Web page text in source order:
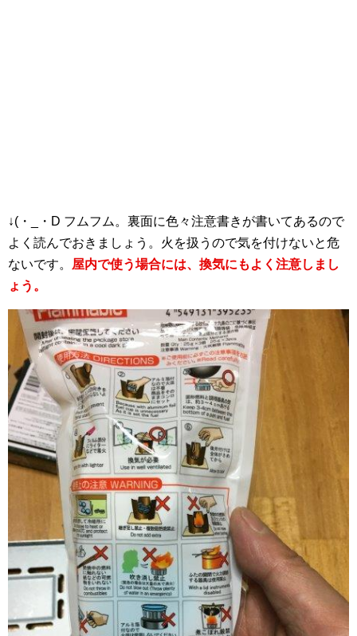
↓(・_・D フムフム。裏面に色々注意書きが書いてあるので
よく読んでおきましょう。火を扱うので気を付けないと危
ないです。 屋内で使う場合には、換気にもよく注意しまし
ょう。